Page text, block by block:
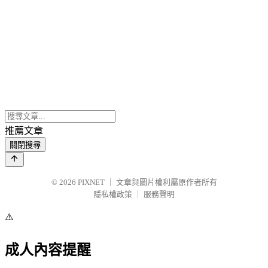
推薦文章
關閉搜尋
© 2026 PIXNET
文章與圖片權利屬原作者所有
隱私權政策
服務聲明
⚠️
成人內容提醒